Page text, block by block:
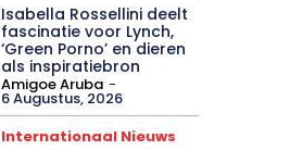
Isabella Rossellini deelt
fascinatie voor Lynch,
‘Green Porno’ en dieren
als inspiratiebron
Amigoe Aruba -
6 Augustus, 2026
Internationaal Nieuws